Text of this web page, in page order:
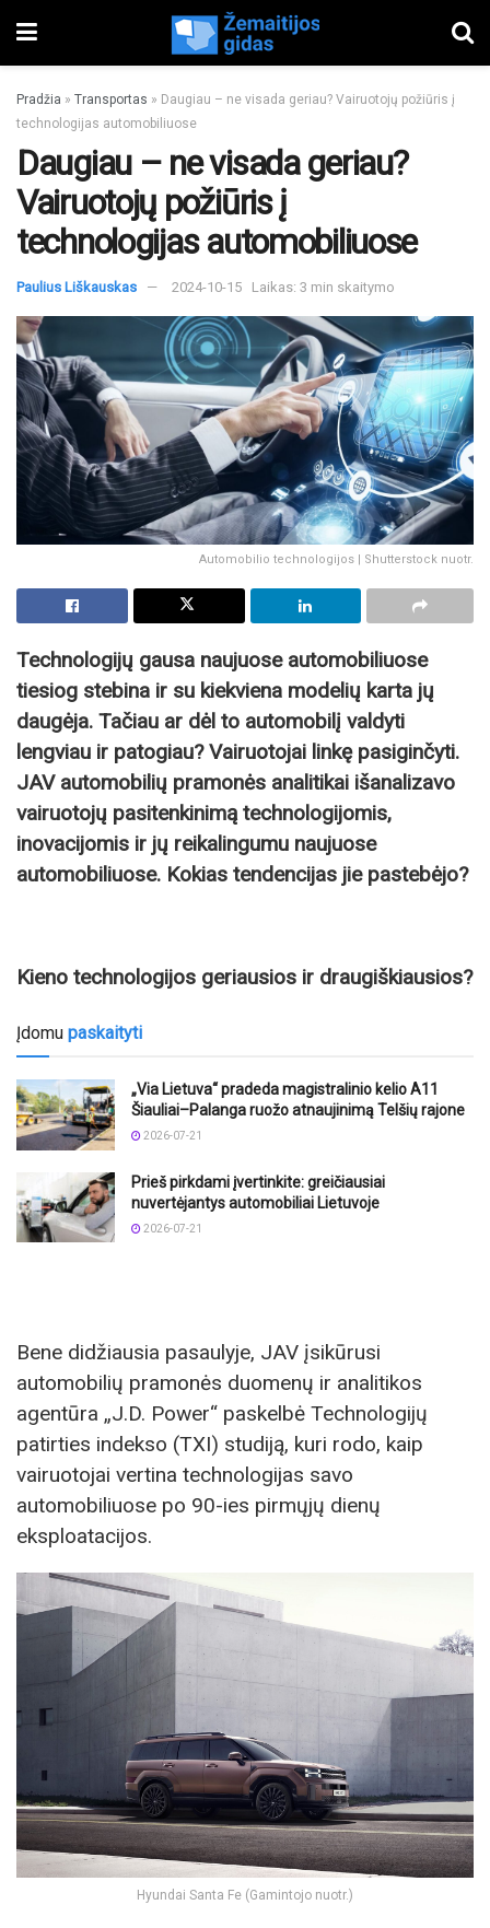
Pradžia » Transportas » Daugiau – ne visada geriau? Vairuotojų požiūris į
technologijas automobiliuose
Daugiau – ne visada geriau?
Vairuotojų požiūris į
technologijas automobiliuose
Paulius Liškauskas 2024-10-15 Laikas: 3 min skaitymo
Automobilio technologijos | Shutterstock nuotr.
Technologijų gausa naujuose automobiliuose
tiesiog stebina ir su kiekviena modelių karta jų
daugėja. Tačiau ar dėl to automobilį valdyti
lengviau ir patogiau? Vairuotojai linkę pasiginčyti.
JAV automobilių pramonės analitikai išanalizavo
vairuotojų pasitenkinimą technologijomis,
inovacijomis ir jų reikalingumu naujuose
automobiliuose. Kokias tendencijas jie pastebėjo?
Kieno technologijos geriausios ir draugiškiausios?
Įdomu paskaityti
„Via Lietuva“ pradeda magistralinio kelio A11
Šiauliai–Palanga ruožo atnaujinimą Telšių rajone
2026-07-21
Prieš pirkdami įvertinkite: greičiausiai
nuvertėjantys automobiliai Lietuvoje
2026-07-21
Bene didžiausia pasaulyje, JAV įsikūrusi
automobilių pramonės duomenų ir analitikos
agentūra „J.D. Power“ paskelbė Technologijų
patirties indekso (TXI) studiją, kuri rodo, kaip
vairuotojai vertina technologijas savo
automobiliuose po 90-ies pirmųjų dienų
eksploatacijos.
Hyundai Santa Fe (Gamintojo nuotr.)